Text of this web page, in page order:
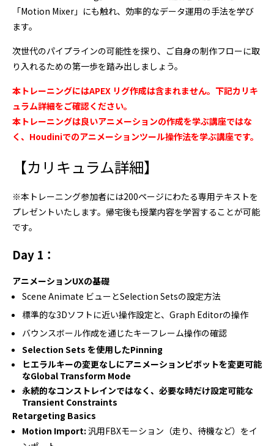
「Motion Mixer」にも触れ、効率的なデータ運用の手法を学び
ます。
次世代のパイプラインの可能性を探り、ご自身の制作フローに取
り入れるための第一歩を踏み出しましょう。
本トレーニングにはAPEX リグ作成は含まれません。下記カリキ
ュラム詳細をご確認ください。
本トレーニングは良いアニメーションの作成を学ぶ講座ではな
く、Houdiniでのアニメーションツール操作法を学ぶ講座です。
【カリキュラム詳細】
※本トレーニング参加者には200ページにわたる専用テキストを
プレゼントいたします。帰宅後も授業内容を学習することが可能
です。
Day 1：
アニメーションUXの基礎
Scene Animate ビューとSelection Setsの設定方法
標準的な3Dソフトに近い操作設定と、Graph Editorの操作
バウンスボール作成を通じたキーフレーム操作の確認
Selection Sets を使用したPinning
ヒエラルキーの変更なしにアニメーションピボットを変更可能
なGlobal Transform Mode
永続的なコンストレインではなく、必要な時だけ設定可能な
Transient Constraints
Retargeting Basics
Motion Import: 汎用FBXモーション（走り、待機など）をイ